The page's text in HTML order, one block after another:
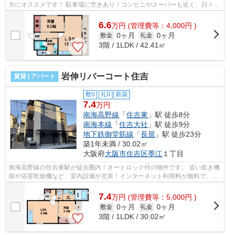
方にオススメです！ 駐車場に空きあり！コンビニやスーパーも近く、日々の
生活に大変便利です！ ■□■□■□■□■□■□...
6.6万円 (管理費等：4,000円 )
敷金 0ヶ月 礼金 0ヶ月
3階 / 1LDK / 42.41㎡
賃貸 | アパート 岩伸リバーコート住吉
敷0 礼0 新築
7.4万円
南海高野線 「住吉東 」駅 徒歩8分
南海本線 「住吉大社 」駅 徒歩9分
地下鉄御堂筋線 「長居 」駅 徒歩23分
築1年未満 / 30.02㎡
大阪府大阪市住吉区墨江 １丁目
南海高野線の住吉東駅が徒歩圏内！オートロック付の物件です。 追い炊き機
能や浴室乾燥機など、室内設備が充実！インターネット利用料が無料で、
月々の出費が抑えられます。 ■□■□■□■...
7.4万円 (管理費等：5,000円 )
敷金 0ヶ月 礼金 0ヶ月
3階 / 1LDK / 30.02㎡